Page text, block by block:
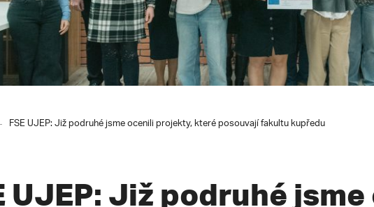
FSE UJEP: Již podruhé jsme ocenili projekty, které posouvají fakultu kupředu
UJEP: Již podruhé